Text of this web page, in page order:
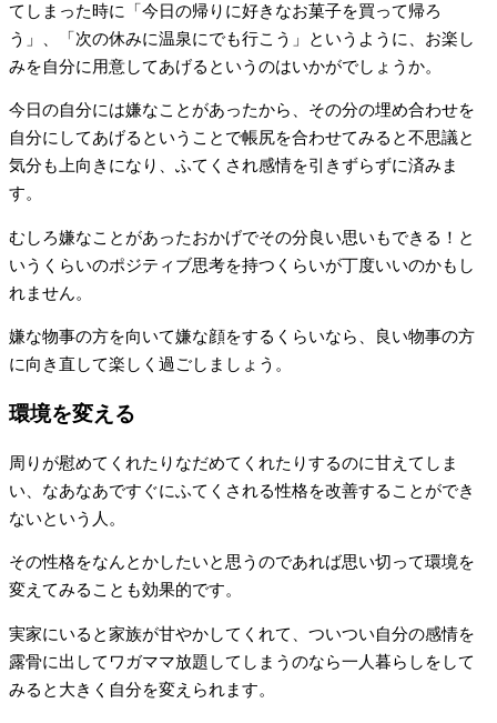
てしまった時に「今日の帰りに好きなお菓子を買って帰ろ
う」、「次の休みに温泉にでも行こう」というように、お楽し
みを自分に用意してあげるというのはいかがでしょうか。
今日の自分には嫌なことがあったから、その分の埋め合わせを
自分にしてあげるということで帳尻を合わせてみると不思議と
気分も上向きになり、ふてくされ感情を引きずらずに済みま
す。
むしろ嫌なことがあったおかげでその分良い思いもできる！と
いうくらいのポジティブ思考を持つくらいが丁度いいのかもし
れません。
嫌な物事の方を向いて嫌な顔をするくらいなら、良い物事の方
に向き直して楽しく過ごしましょう。
環境を変える
周りが慰めてくれたりなだめてくれたりするのに甘えてしま
い、なあなあですぐにふてくされる性格を改善することができ
ないという人。
その性格をなんとかしたいと思うのであれば思い切って環境を
変えてみることも効果的です。
実家にいると家族が甘やかしてくれて、ついつい自分の感情を
露骨に出してワガママ放題してしまうのなら一人暮らしをして
みると大きく自分を変えられます。